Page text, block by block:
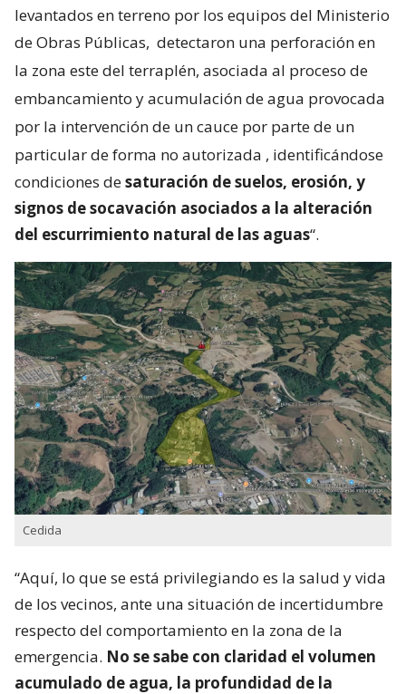
levantados en terreno por los equipos del Ministerio
de Obras Públicas, detectaron una perforación en
la zona este del terraplén, asociada al proceso de
embancamiento y acumulación de agua provocada
por la intervención de un cauce por parte de un
particular de forma no autorizada , identificándose
condiciones desaturación de suelos, erosión, y
signos de socavación asociados a la alteración
del escurrimiento natural de las aguas“.
Cedida
“Aquí, lo que se está privilegiando es la salud y vida
de los vecinos, ante una situación de incertidumbre
respecto del comportamiento en la zona de la
emergencia. No se sabe con claridad el volumen
acumulado de agua, la profundidad de la